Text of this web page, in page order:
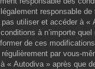
légalement responsable
utiliser et accéder à «
à n’importe
de ces
par vous-
« Autodiva » après que